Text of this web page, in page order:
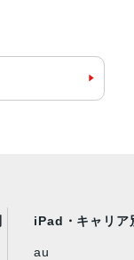
iPad・キャリア
au